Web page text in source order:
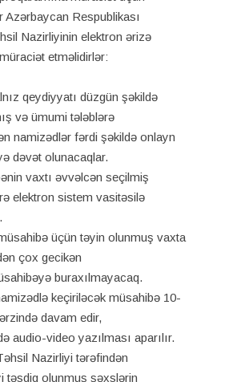
Azərbaycan Respublikası
Nazirliyinin elektron ərizə
müraciət etməlidirlər:
qeydiyyatı düzgün şəkildə
və ümumi tələblərə
namizədlər fərdi şəkildə onlayn
dəvət olunacaqlar.
vaxtı əvvəlcən seçilmiş
elektron sistem vasitəsilə
üçün təyin olunmuş vaxta
çox gecikən
buraxılmayacaq.
keçiriləcək müsahibə 10-
davam edir,
audio-video yazılması aparılır.
Nazirliyi tərəfindən
təsdiq olunmuş şəxslərin